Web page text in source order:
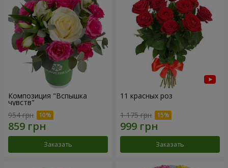
Композиция "Вспышка
чувств"
954 грн
Заказать
11 красных роз
1 175 грн
Заказать